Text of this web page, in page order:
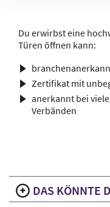
Du erwirbst eine
Türen öffnen kann:
Zertifikat mit
anerkannt bei
Verbänden
DAS KÖNNTE